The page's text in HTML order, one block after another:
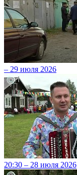
– 29 июля 2026
20:30 – 28 июля 2026